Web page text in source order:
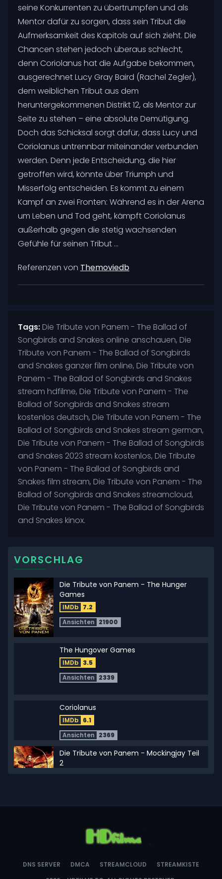
seine Konkurrenten zu übertrumpfen und als
Mentor dafür zu sorgen, dass sein Tribut die
Aufmerksamkeit des Kapitols auf sich zieht. Die
Chancen stehen jedoch überaus schlecht,
denn Coriolanus hat die Aufgabe bekommen,
ausgerechnet Lucy Gray Baird (Rachel Zegler),
dem weiblichen Tribut aus dem
heruntergekommenen Distrikt 12, als Mentor zur
Seite zu stehen – eine absolute Demütigung.
Doch das Schicksal sorgt dafür, dass Lucy und
Coriolanus untrennbar miteinander verbunden
werden. Denn jede Entscheidung, die hier
getroffen wird, könnte über Triumph und
Misserfolg entscheiden. Es kommt zu einem
Kampf an zwei Fronten: Während es in der Arena
um Leben und Tod geht, kämpft Coriolanus
außerhalb gegen die stetig wachsenden
Gefühle für seinen Tribut ...
Referenzen von Themoviedb
Tags: Die Tribute von Panem - The Ballad of
Songbirds and Snakes online anschauen, Die
Tribute von Panem - The Ballad of Songbirds
and Snakes ganzer film online, Die Tribute von
Panem - The Ballad of Songbirds and Snakes
stream hdfilme, Die Tribute von Panem - The
Ballad of Songbirds and Snakes stream
kostenlos deutsch, Die Tribute von Panem - The
Ballad of Songbirds and Snakes stream german,
Die Tribute von Panem - The Ballad of Songbirds
and Snakes 2023 stream kostenlos, Die Tribute
von Panem - The Ballad of Songbirds and
Snakes film stream, Die Tribute von Panem - The
Ballad of Songbirds and Snakes streamcloud,
Die Tribute von Panem - The Ballad of Songbirds
and Snakes kinox.
VORSCHLAG
Die Tribute von Panem - The Hunger
Games
IMDb 7.2
Ansichten 21900
The Hungover Games
IMDb 3.5
Ansichten 2339
Coriolanus
IMDb 6.1
Ansichten 2369
Die Tribute von Panem - Mockingjay Teil
2
7.5
Ansichten 10122
DNS SERVER DMCA STREAMCLOUD
STREAMKISTE